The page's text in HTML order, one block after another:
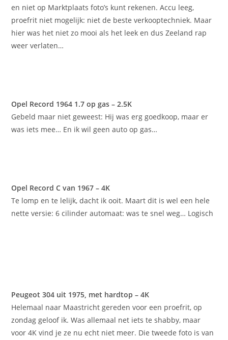
en niet op Marktplaats foto’s kunt rekenen. Accu leeg,
proefrit niet mogelijk: niet de beste verkooptechniek. Maar
hier was het niet zo mooi als het leek en dus Zeeland rap
weer verlaten…
Opel Record 1964 1.7 op gas – 2.5K
Gebeld maar niet geweest: Hij was erg goedkoop, maar er
was iets mee… En ik wil geen auto op gas…
Opel Record C van 1967 – 4K
Te lomp en te lelijk, dacht ik ooit. Maart dit is wel een hele
nette versie: 6 cilinder automaat: was te snel weg… Logisch
Peugeot 304 uit 1975, met hardtop – 4K
Helemaal naar Maastricht gereden voor een proefrit, op
zondag geloof ik. Was allemaal net iets te shabby, maar
voor 4K vind je ze nu echt niet meer. Die tweede foto is van